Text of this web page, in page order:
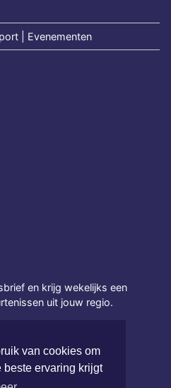
van cookies om
beste ervaring krijgt
| Evenementen
en krijg wekelijks een
uit jouw regio.